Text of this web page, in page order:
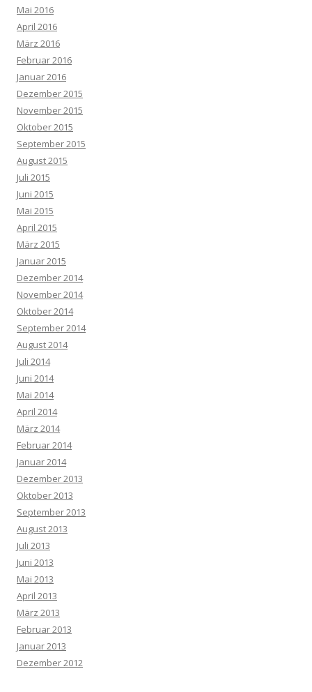
Mai 2016
April 2016
März 2016
Februar 2016
Januar 2016
Dezember 2015
November 2015
Oktober 2015
September 2015
August 2015
Juli 2015
Juni 2015
Mai 2015
April 2015
März 2015
Januar 2015
Dezember 2014
November 2014
Oktober 2014
September 2014
August 2014
Juli 2014
Juni 2014
Mai 2014
April 2014
März 2014
Februar 2014
Januar 2014
Dezember 2013
Oktober 2013
September 2013
August 2013
Juli 2013
Juni 2013
Mai 2013
April 2013
März 2013
Februar 2013
Januar 2013
Dezember 2012